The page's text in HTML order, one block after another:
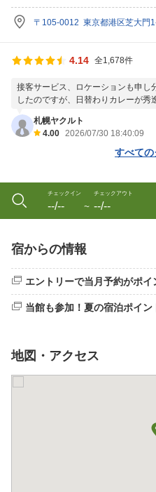
〒105-0012 東京都港区芝大門
4.14 全1,678件
接客サービス、ロケーションも申し
したのですが、日替わりカレーが秀
札幌ヤクルト
4.00 2026/07/30 18:40:09
すべて
チェックイン
--/-- 〜
チェックアウト
--/--
宿からの情報
エントリーで当月予約がポイ
当館も参加！夏の宿泊ポイン
地図・アクセス